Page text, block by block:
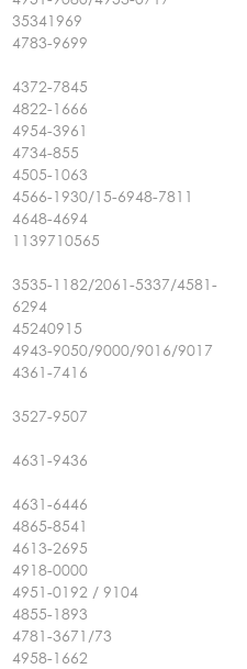
35341969
4783-9699
4372-7845
4822-1666
4954-3961
4734-855
4505-1063
4566-1930/15-6948-7811
4648-4694
1139710565
3535-1182/2061-5337/4581-
6294
45240915
4943-9050/9000/9016/9017
4361-7416
3527-9507
4631-9436
4631-6446
4865-8541
4613-2695
4918-0000
4951-0192 / 9104
4855-1893
4781-3671/73
4958-1662